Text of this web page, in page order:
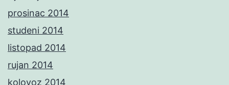
prosinac 2014
studeni 2014
listopad 2014
rujan 2014
kolovoz 2014